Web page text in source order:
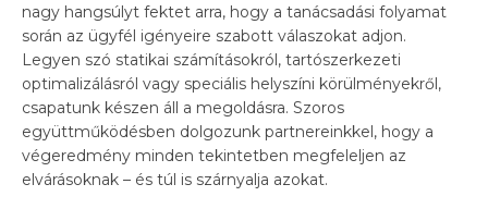
nagy hangsúlyt fektet arra, hogy a tanácsadási folyamat
során az ügyfél igényeire szabott válaszokat adjon.
Legyen szó statikai számításokról, tartószerkezeti
optimalizálásról vagy speciális helyszíni körülményekről,
csapatunk készen áll a megoldásra. Szoros
együttműködésben dolgozunk partnereinkkel, hogy a
végeredmény minden tekintetben megfeleljen az
elvárásoknak – és túl is szárnyalja azokat.